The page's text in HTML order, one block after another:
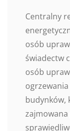
Centralny
osób
świadectw
osób
budynków,